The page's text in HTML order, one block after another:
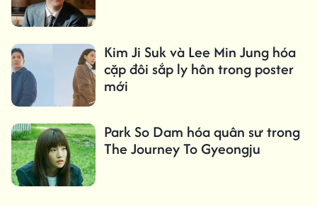
Kim Ji Suk và Lee Min Jung hóa
cặp đôi sắp ly hôn trong poster
mới
Park So Dam hóa quân sư trong
The Journey To Gyeongju